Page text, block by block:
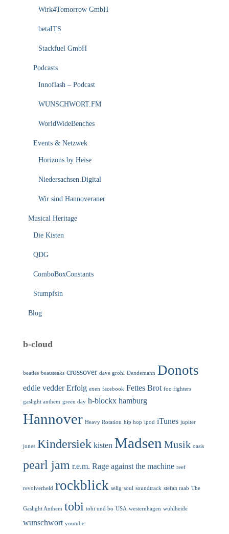
Wirk4Tomorrow GmbH
betaITS
Stackfuel GmbH
Podcasts
Innoflash – Podcast
WUNSCHWORT.FM
WorldWideBenches
Events & Netzwek
Horizons by Heise
Niedersachsen.Digital
Wir sind Hannoveraner
Musical Heritage
Die Kisten
QDG
ComboBoxConstants
Stumpfsin
Blog
b-cloud
beatles beatsteaks crossover dave grohl Dendemann Donots
eddie vedder Erfolg exen facebook Fettes Brot foo fighters
gaslight anthem green day h-blockx hamburg
Hannover Heavy Rotation hip hop ipod iTunes jupiter
jones Kindersiek kisten Madsen Musik oasis
pearl jam r.e.m. Rage against the machine reef
revolverheld rockblick selig soul soundtrack stefan raab The
Gaslight Anthem tobi tobi und bo USA westernhagen wuhlheide
wunschwort youtube